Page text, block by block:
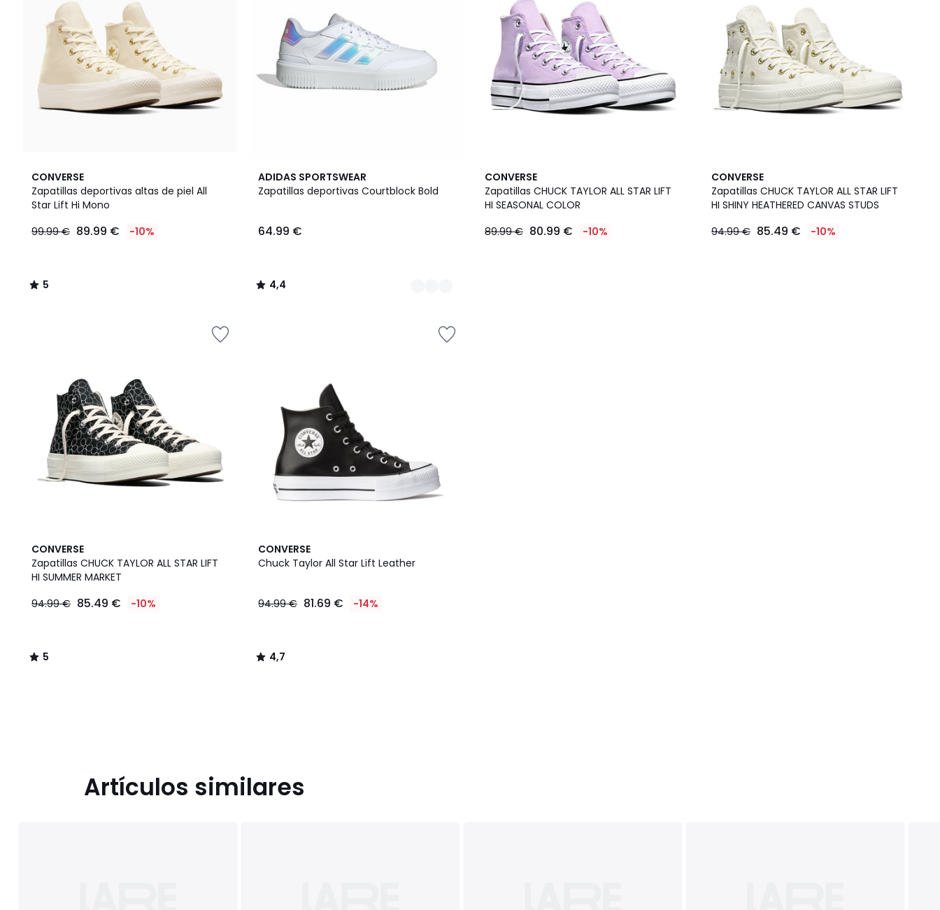
CONVERSE
Zapatillas deportivas altas de piel All
Star Lift Hi Mono
99.99 € 89.99 € -10%
5
/
5
5
/
ADIDAS SPORTSWEAR
Zapatillas deportivas Courtblock Bold
64.99 €
4,4
/ 5
2
Colores
4,4
/
CONVERSE
Zapatillas CHUCK TAYLOR ALL STAR LIFT
HI SEASONAL COLOR
89.99 € 80.99 € -10%
CONVERSE
Zapatillas CHUCK TAYLOR ALL STAR LIFT
HI SHINY HEATHERED CANVAS STUDS
94.99 € 85.49 € -10%
CONVERSE
Zapatillas CHUCK TAYLOR ALL STAR LIFT
HI SUMMER MARKET
94.99 € 85.49 € -10%
5
/
5
5
/
CONVERSE
Chuck Taylor All Star Lift Leather
94.99 € 81.69 € -14%
4,7
/ 5
4,7
/
Artículos similares